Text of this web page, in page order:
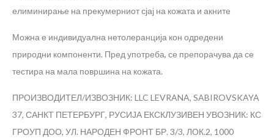
елиминирање на прекумерниот сјај на кожата и акните
Можна е индивидуална нетолеранција кон одредени
природни компоненти. Пред употреба, се препорачува да се
тестира на мала површина на кожата.
ПРОИЗВОДИТЕЛ/ИЗВОЗНИК: LLC LEVRANA, SABIROVSKAYA
37, САНКТ ПЕТЕРБУРГ, РУСИЈА ЕКСКЛУЗИВЕН УВОЗНИК: КС
ГРОУП ДОО, УЛ. НАРОДЕН ФРОНТ БР. 3/3, ЛОК.2, 1000